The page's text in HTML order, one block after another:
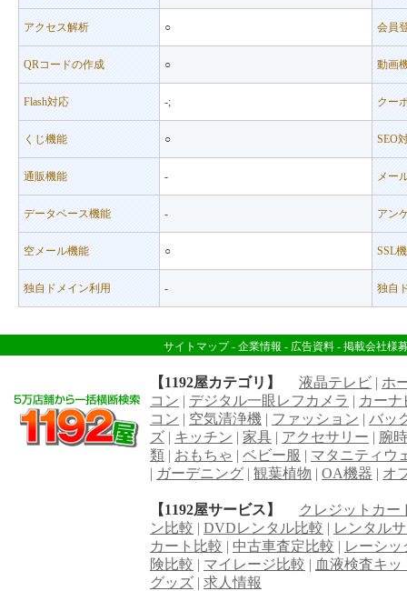
アクセス解析 ○ 会員
QRコードの作成 ○ 動画
Flash対応 -; クー
くじ機能 ○ SEO
通販機能 - メー
データベース機能 - アン
空メール機能 ○ SSL
独自ドメイン利用 - 独自
サイトマップ- 企業情報 - 広告資料 - 掲載会社様
【1192屋カテゴリ】 液晶テレビ | ホ
コン | デジタル一眼レフカメラ | カーナ
コン | 空気清浄機 | ファッション | バッ
ズ | キッチン | 家具 | アクセサリー | 腕
類 | おもちゃ | ベビー服 | マタニティウ
| ガーデニング | 観葉植物 | OA機器 | オ
【1192屋サービス】
クレジットカー
ン比較 | DVDレンタル比較 | レンタル
カート比較 | 中古車査定比較 | レーシッ
険比較 | マイレージ比較 | 血液検査キッ
グッズ | 求人情報